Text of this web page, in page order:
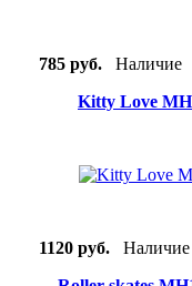
785 руб. Наличие
Kitty Love
1120 руб. Наличие